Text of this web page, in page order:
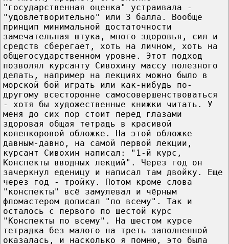
"государственная оценка" устраивала -
"удовлетворительно" или 3 балла. Вообще
принцип минимальной достаточности
замечательная штука, много здоровья, сил и
средств сберегает, хоть на личном, хоть на
общегосударственном уровне. Этот подход
позволял курсанту Сивохину массу полезного
делать, например на лекциях можно было в
морской бой играть или как-нибудь по-
другому всесторонне самосовершенствоваться
- хотя бы художественные книжки читать. У
меня до сих пор стоит перед глазами
здоровая общая тетрадь в красивой
коленкоровой обложке. На этой обложке
давным-давно, на самой первой лекции,
курсант Сивохин написал: "1-й курс,
Конспекты вводных лекций". Через год он
зачеркнул еденицу и написал там двойку. Еще
через год - тройку. Потом кроме слова
"конспекты" всё замулевал и чёрным
фломастером дописал "по всему". Так и
осталось с первого по шестой курс
"Конспекты по всему". На шестом курсе
тетрадка без малого на треть заполненной
оказалась, и насколько я помню, это была